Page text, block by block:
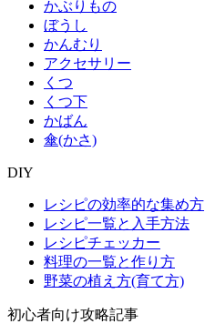
かぶりもの
ぼうし
かんむり
アクセサリー
くつ
くつ下
かばん
傘(かさ)
DIY
レシピの効率的な集め方
レシピ一覧と入手方法
レシピチェッカー
料理の一覧と作り方
野菜の植え方(育て方)
初心者向け攻略記事